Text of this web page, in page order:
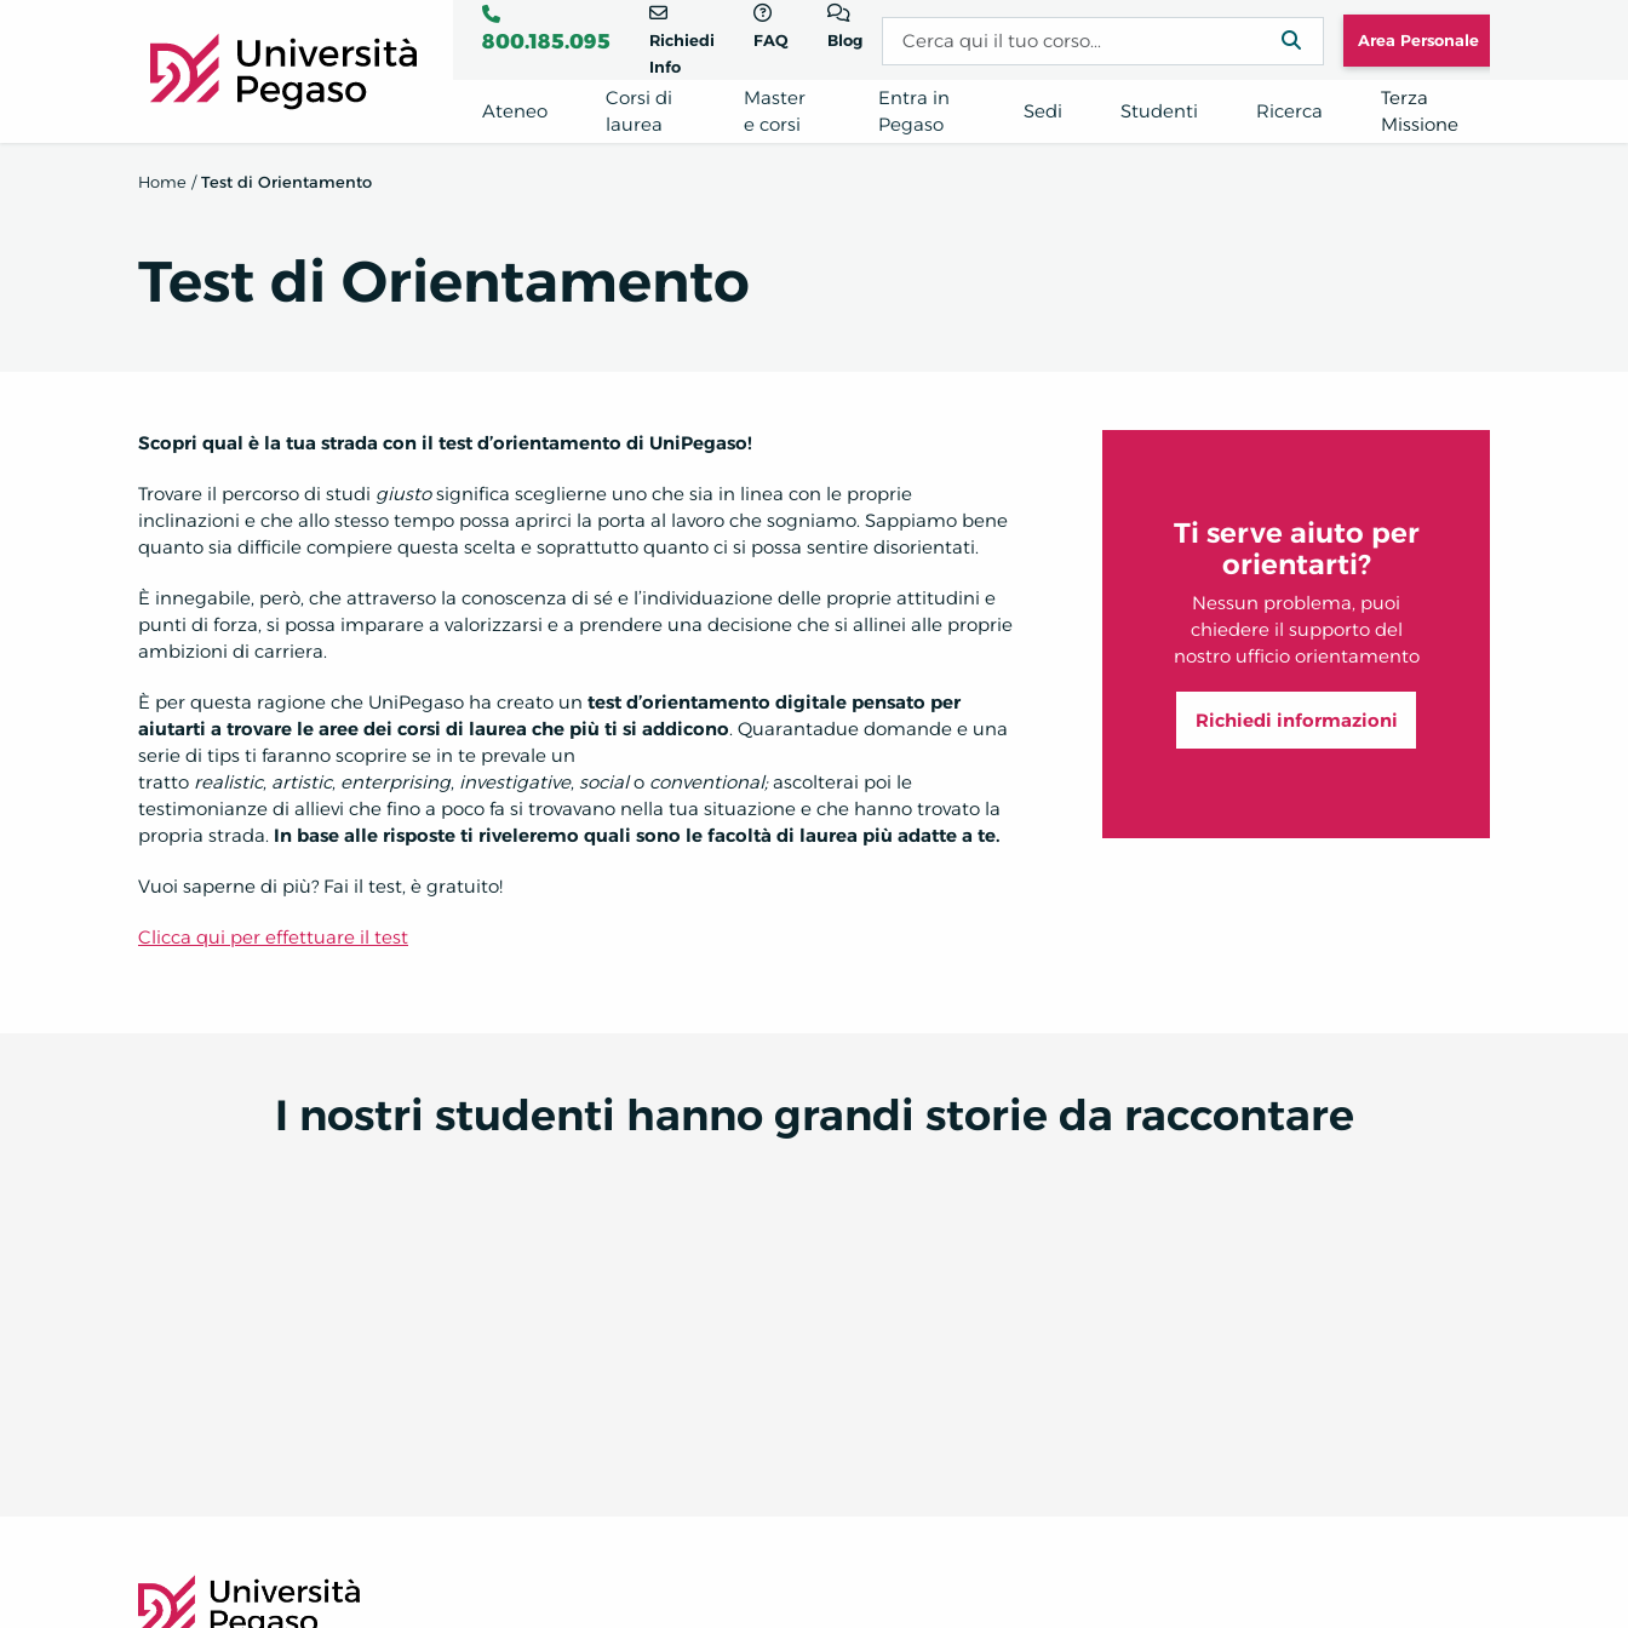
800.185.095
Richiedi
Info
FAQ Blog Area Personale
Ateneo
Corsi di
laurea
Master
e corsi
Entra in
Pegaso
Sedi Studenti Ricerca
Terza
Missione
Home / Test di Orientamento
Test di Orientamento
Scopri qual è la tua strada con il test d’orientamento di UniPegaso!
Trovare il percorso di studi giustosignifica sceglierne uno che sia in linea con le proprie
inclinazioni e che allo stesso tempo possa aprirci la porta al lavoro che sogniamo. Sappiamo bene
quanto sia difficile compiere questa scelta e soprattutto quanto ci si possa sentire disorientati.
È innegabile, però, che attraverso la conoscenza di sé e l’individuazione delle proprie attitudini e
punti di forza, si possa imparare a valorizzarsi e a prendere una decisione che si allinei alle proprie
ambizioni di carriera.
È per questa ragione che UniPegaso ha creato un test d’orientamento digitale pensato per
aiutarti a trovare le aree dei corsi di laurea che più ti si addicono. Quarantadue domande e una
serie di tips ti faranno scoprire se in te prevale un
tratto realistic, artistic, enterprising, investigative, socialo conventional;ascolterai poi le
testimonianze di allievi che fino a poco fa si trovavano nella tua situazione e che hanno trovato la
propria strada. In base alle risposte ti riveleremo quali sono le facoltà di laurea più adatte a te.
Vuoi saperne di più? Fai il test, è gratuito!
Clicca qui per effettuare il test
Ti serve aiuto per
orientarti?
Nessun problema, puoi
chiedere il supporto del
nostro ufficio orientamento
Richiedi informazioni
I nostri studenti hanno grandi storie da raccontare